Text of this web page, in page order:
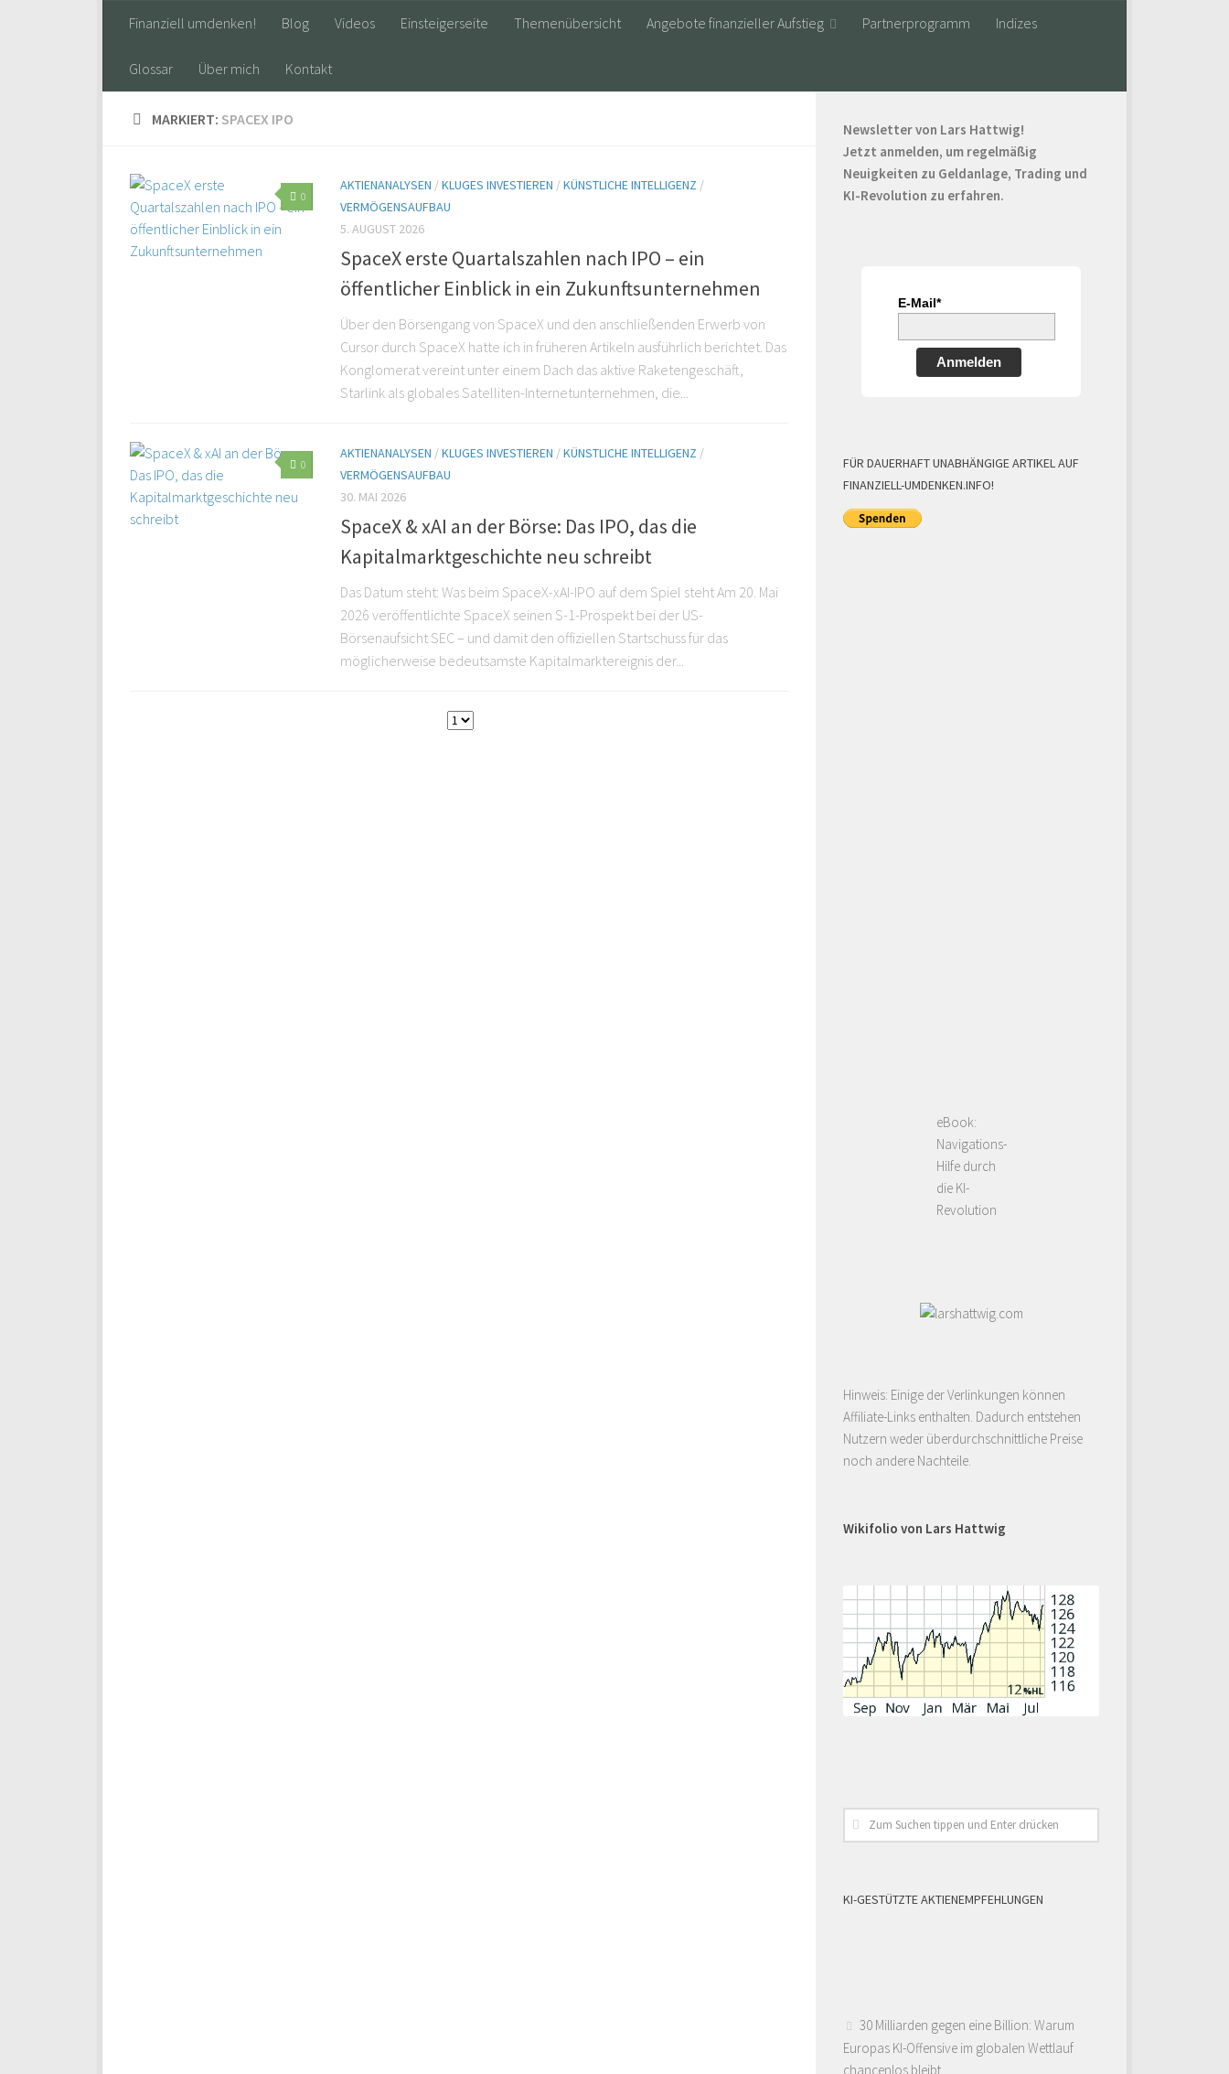
Finanziell umdenken! Blog Videos Einsteigerseite Themenübersicht Angebote finanzieller Aufstieg Partnerprogramm Indizes
Glossar Über mich Kontakt
MARKIERT: SPACEX IPO
0
AKTIENANALYSEN /KLUGES INVESTIEREN /KÜNSTLICHE INTELLIGENZ /
VERMÖGENSAUFBAU
5. AUGUST 2026
SpaceX erste Quartalszahlen nach IPO – ein
öffentlicher Einblick in ein Zukunftsunternehmen
Über den Börsengang von SpaceX und den anschließenden Erwerb von
Cursor durch SpaceX hatte ich in früheren Artikeln ausführlich berichtet. Das
Konglomerat vereint unter einem Dach das aktive Raketengeschäft,
Starlink als globales Satelliten-Internetunternehmen, die...
0
AKTIENANALYSEN /KLUGES INVESTIEREN /KÜNSTLICHE INTELLIGENZ /
VERMÖGENSAUFBAU
30. MAI 2026
SpaceX & xAI an der Börse: Das IPO, das die
Kapitalmarktgeschichte neu schreibt
Das Datum steht: Was beim SpaceX-xAI-IPO auf dem Spiel steht Am 20. Mai
2026 veröffentlichte SpaceX seinen S-1-Prospekt bei der US-
Börsenaufsicht SEC – und damit den offiziellen Startschuss für das
möglicherweise bedeutsamste Kapitalmarktereignis der...
Newsletter von Lars Hattwig!
Jetzt anmelden, um regelmäßig
Neuigkeiten zu Geldanlage, Trading und
KI-Revolution zu erfahren.
E-Mail*
Anmelden
FÜR DAUERHAFT UNABHÄNGIGE ARTIKEL AUF
FINANZIELL-UMDENKEN.INFO!
eBook:
Navigations-
Hilfe durch
die KI-
Revolution
Hinweis: Einige der Verlinkungen können
Affiliate-Links enthalten. Dadurch entstehen
Nutzern weder überdurchschnittliche Preise
noch andere Nachteile.
Wikifolio von Lars Hattwig
KI-GESTÜTZTE AKTIENEMPFEHLUNGEN
30 Milliarden gegen eine Billion: Warum
Europas KI-Offensive im globalen Wettlauf
chancenlos bleibt